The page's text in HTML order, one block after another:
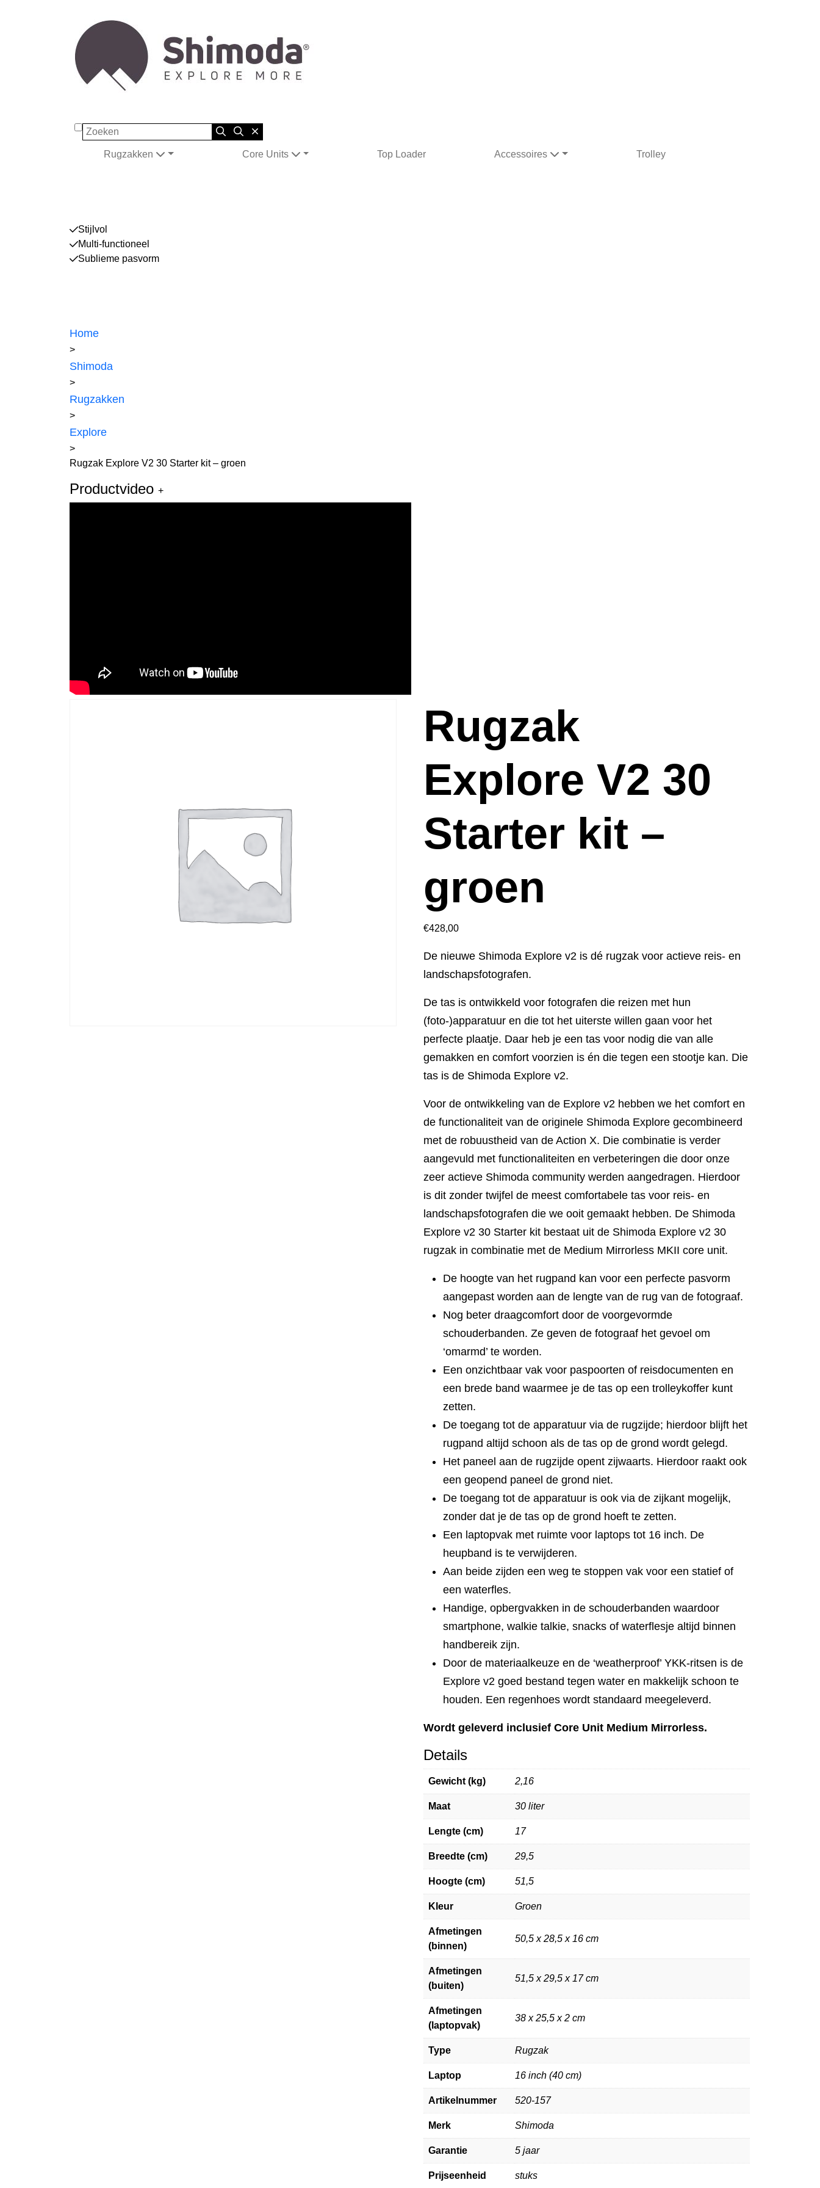
Zoeken
Rugzakken Core Units Top Loader Accessoires Trolley
Stijlvol
Multi-functioneel
Sublieme pasvorm
Home
>
Shimoda
>
Rugzakken
>
Explore
>
Rugzak Explore V2 30 Starter kit – groen
Productvideo +
Rugzak
Explore V2 30
Starter kit –
groen
€428,00
De nieuwe Shimoda Explore v2 is dé rugzak voor actieve reis- en
landschapsfotografen.
De tas is ontwikkeld voor fotografen die reizen met hun
(foto-)apparatuur en die tot het uiterste willen gaan voor het
perfecte plaatje. Daar heb je een tas voor nodig die van alle
gemakken en comfort voorzien is én die tegen een stootje kan. Die
tas is de Shimoda Explore v2.
Voor de ontwikkeling van de Explore v2 hebben we het comfort en
de functionaliteit van de originele Shimoda Explore gecombineerd
met de robuustheid van de Action X. Die combinatie is verder
aangevuld met functionaliteiten en verbeteringen die door onze
zeer actieve Shimoda community werden aangedragen. Hierdoor
is dit zonder twijfel de meest comfortabele tas voor reis- en
landschapsfotografen die we ooit gemaakt hebben. De Shimoda
Explore v2 30 Starter kit bestaat uit de Shimoda Explore v2 30
rugzak in combinatie met de Medium Mirrorless MKII core unit.
De hoogte van het rugpand kan voor een perfecte pasvorm
aangepast worden aan de lengte van de rug van de fotograaf.
Nog beter draagcomfort door de voorgevormde
schouderbanden. Ze geven de fotograaf het gevoel om
‘omarmd’ te worden.
Een onzichtbaar vak voor paspoorten of reisdocumenten en
een brede band waarmee je de tas op een trolleykoffer kunt
zetten.
De toegang tot de apparatuur via de rugzijde; hierdoor blijft het
rugpand altijd schoon als de tas op de grond wordt gelegd.
Het paneel aan de rugzijde opent zijwaarts. Hierdoor raakt ook
een geopend paneel de grond niet.
De toegang tot de apparatuur is ook via de zijkant mogelijk,
zonder dat je de tas op de grond hoeft te zetten.
Een laptopvak met ruimte voor laptops tot 16 inch. De
heupband is te verwijderen.
Aan beide zijden een weg te stoppen vak voor een statief of
een waterfles.
Handige, opbergvakken in de schouderbanden waardoor
smartphone, walkie talkie, snacks of waterflesje altijd binnen
handbereik zijn.
Door de materiaalkeuze en de ‘weatherproof’ YKK-ritsen is de
Explore v2 goed bestand tegen water en makkelijk schoon te
houden. Een regenhoes wordt standaard meegeleverd.
Wordt geleverd inclusief Core Unit Medium Mirrorless.
Details
Gewicht (kg) 2,16
Maat 30 liter
Lengte (cm) 17
Breedte (cm) 29,5
Hoogte (cm) 51,5
Kleur Groen
Afmetingen
(binnen)
50,5 x 28,5 x 16 cm
Afmetingen
(buiten)
51,5 x 29,5 x 17 cm
Afmetingen
(laptopvak)
38 x 25,5 x 2 cm
Type Rugzak
Laptop 16 inch (40 cm)
Artikelnummer 520-157
Merk Shimoda
Garantie 5 jaar
Prijseenheid stuks